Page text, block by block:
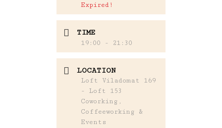
Expired!
TIME
19:00 - 21:30
LOCATION
Loft Viladomat 169
- Loft 153
Coworking,
Coffeeworking &
Events